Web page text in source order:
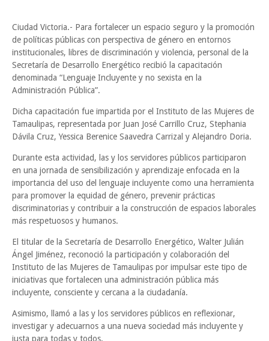
Ciudad Victoria.- Para fortalecer un espacio seguro y la promoción
de políticas públicas con perspectiva de género en entornos
institucionales, libres de discriminación y violencia, personal de la
Secretaría de Desarrollo Energético recibió la capacitación
denominada “Lenguaje Incluyente y no sexista en la
Administración Pública”.
Dicha capacitación fue impartida por el Instituto de las Mujeres de
Tamaulipas, representada por Juan José Carrillo Cruz, Stephania
Dávila Cruz, Yessica Berenice Saavedra Carrizal y Alejandro Doria.
Durante esta actividad, las y los servidores públicos participaron
en una jornada de sensibilización y aprendizaje enfocada en la
importancia del uso del lenguaje incluyente como una herramienta
para promover la equidad de género, prevenir prácticas
discriminatorias y contribuir a la construcción de espacios laborales
más respetuosos y humanos.
El titular de la Secretaría de Desarrollo Energético, Walter Julián
Ángel Jiménez, reconoció la participación y colaboración del
Instituto de las Mujeres de Tamaulipas por impulsar este tipo de
iniciativas que fortalecen una administración pública más
incluyente, consciente y cercana a la ciudadanía.
Asimismo, llamó a las y los servidores públicos en reflexionar,
investigar y adecuarnos a una nueva sociedad más incluyente y
justa para todas y todos.